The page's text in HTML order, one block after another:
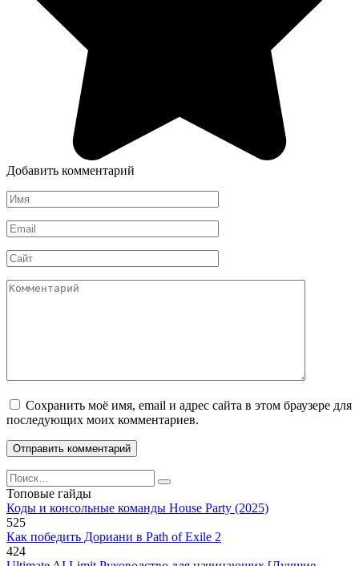
Добавить комментарий
Имя
*
Email
*
Сайт
Комментарий
Сохранить моё имя, email и адрес сайта в этом браузере для
последующих моих комментариев.
Search
for:
Топовые гайды
Коды и консольные команды House Party (2025)
525
Как победить Дориани в Path of Exile 2
424